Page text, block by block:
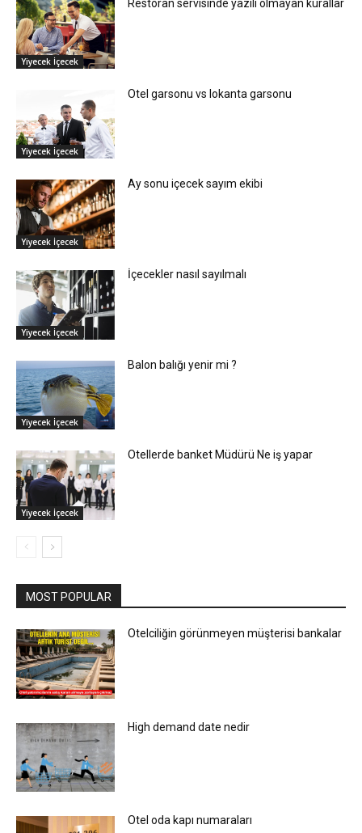
Yiyecek İçecek
Restoran servisinde yazılı olmayan kurallar
Yiyecek İçecek
Otel garsonu vs lokanta garsonu
Yiyecek İçecek
Ay sonu içecek sayım ekibi
Yiyecek İçecek
İçecekler nasıl sayılmalı
Yiyecek İçecek
Balon balığı yenir mi ?
Yiyecek İçecek
Otellerde banket Müdürü Ne iş yapar
MOST POPULAR
Otelciliğin görünmeyen müşterisi bankalar
High demand date nedir
Otel oda kapı numaraları